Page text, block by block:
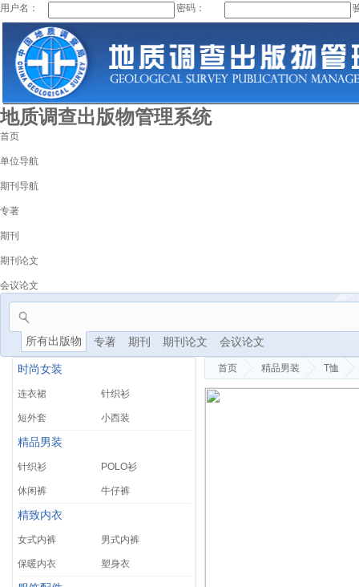
用户名： 密码：
地质调查出版物管理系统
首页
单位导航
期刊导航
专著
期刊
期刊论文
会议论文
所有出版物 专著 期刊 期刊论文 会议论文
时尚女装
连衣裙 针织衫
短外套 小西装
精品男装
针织衫 POLO衫
休闲裤 牛仔裤
精致内衣
女式内裤 男式内裤
保暖内衣 塑身衣
首页 精品男装 T恤